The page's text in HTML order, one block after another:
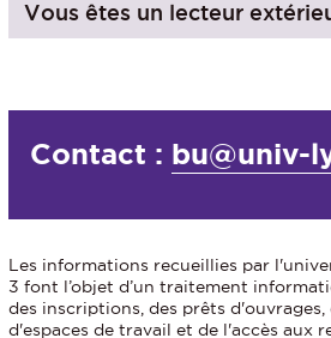
Vous êtes un lecteur
Contact : bu@univ-
Les informations recueillies par
3 font l’objet d’un traitement
des inscriptions, des prêts d'ouvrages,
d'espaces de travail et de l'accès aux